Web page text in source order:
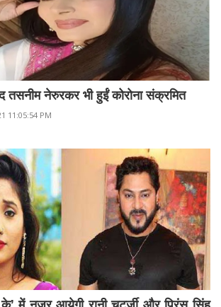
तसनीम नेरुरकर भी हुईं कोरोना संक्रमित
11:05:54 PM